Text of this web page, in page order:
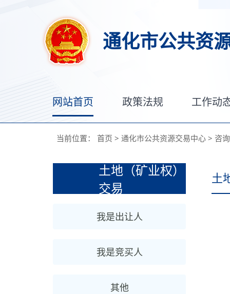
通化市公共资
网站首页 政策法规 工作动
当前位置： 首页 > 通化市公共资源交易中心 > 咨
土地（矿业权）
交易
我是出让人
我是竞买人
其他
土